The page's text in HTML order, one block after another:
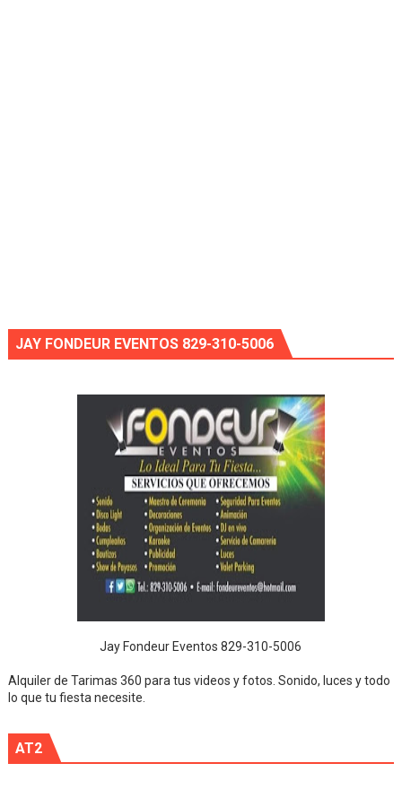
JAY FONDEUR EVENTOS 829-310-5006
Jay Fondeur Eventos 829-310-5006
Alquiler de Tarimas 360 para tus videos y fotos. Sonido, luces y todo
lo que tu fiesta necesite.
AT2